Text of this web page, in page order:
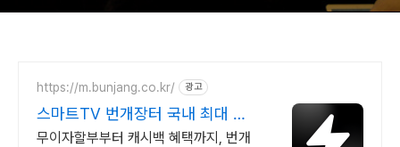
https://m.bunjang.co.kr/ 광고
스마트TV 번개장터 국내 최대 브
랜드 중고거래
무이자할부부터 캐시백 혜택까지, 번개